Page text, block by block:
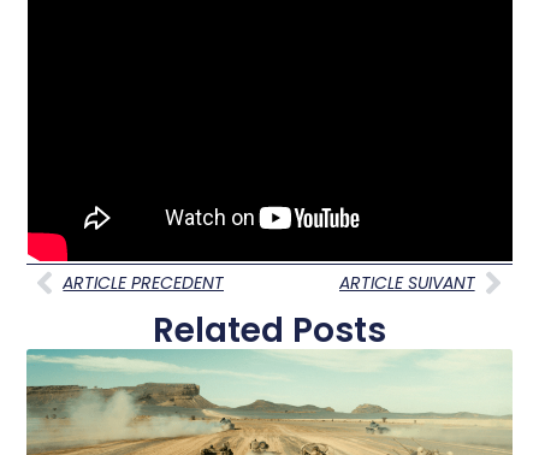
ARTICLE PRECEDENT ARTICLE SUIVANT
Related Posts